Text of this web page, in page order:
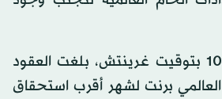
وبحلول الساعة 10:26 بتوقيت غرينتش، بلغت العقود
العالمي برنت لشهر أقرب استحقاق